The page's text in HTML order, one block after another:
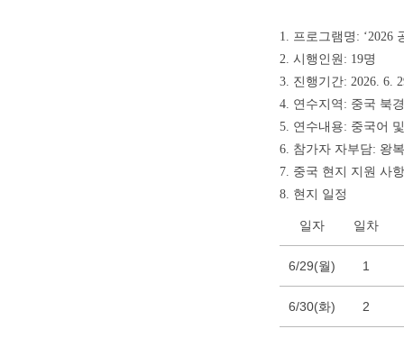
1. 프로그램명: ‘2026
2. 시행인원: 19명
3. 진행기간: 2026. 6.
4. 연수지역: 중국 북
5. 연수내용: 중국어
6. 참가자 자부담: 왕
7. 중국 현지 지원 사
8. 현지 일정
일자 일차
6/29(월) 1
6/30(화) 2